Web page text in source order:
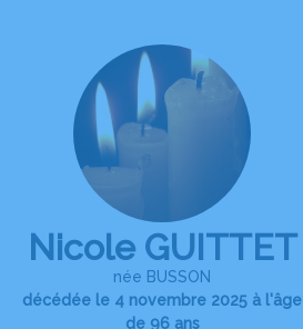
Nicole GUITTET
née BUSSON
décédée le 4 novembre 2025 à l'âge
de 96 ans